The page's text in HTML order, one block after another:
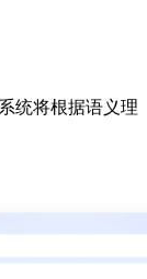
统将根据语义理